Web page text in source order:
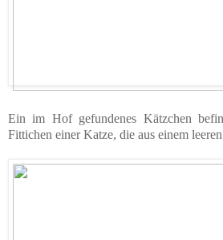
Ein im Hof gefundenes Kätzchen
Fittichen einer Katze, die aus einem